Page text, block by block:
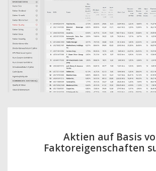
Aktien auf Basis
Faktoreigenschaften